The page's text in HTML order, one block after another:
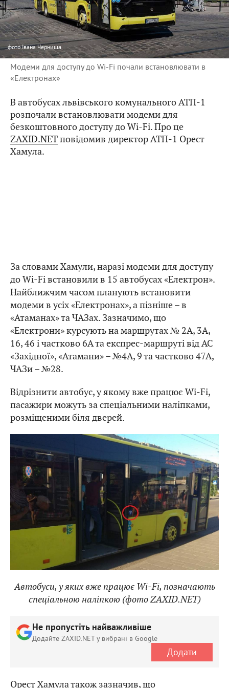
фотоІвана Черниша
Модеми для доступу до Wi-Fi почали встановлювати в
«Електронах»
В автобусах львівського комунального АТП-1
розпочали встановлювати модеми для
безкоштовного доступу до Wi-Fi. Про це
ZAXID.NETповідомив директор АТП-1 Орест
Хамула.
За словами Хамули, наразі модеми для доступу
до Wi-Fi встановили в 15 автобусах «Електрон».
Найближчим часом планують встановити
модеми в усіх «Електронах», а пізніше – в
«Атаманах» та ЧАЗах. Зазначимо, що
«Електрони» курсують на маршрутах № 2А, 3А,
16, 46 і частково 6А та експрес-маршруті від АС
«Західної», «Атамани» – №4А, 9 та частково 47А,
ЧАЗи – №28.
Відрізнити автобус, у якому вже працює Wi-Fi,
пасажири можуть за спеціальними наліпками,
розміщеними біля дверей.
Автобуси, у яких вже працює Wi-Fi, позначають
спеціальною наліпкою (фото ZAXID.NET)
Не пропустіть найважливіше
Додайте ZAXID.NET у вибрані в Google
Додати
Орест Хамула також зазначив, що